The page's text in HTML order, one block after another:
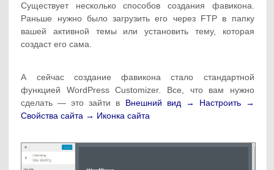
Существует несколько способов создания фавикона.
Раньше нужно было загрузить его через FTP в папку
вашей активной темы или установить тему, которая
создаст его сама.
А сейчас создание фавикона стало стандартной
функцией WordPress Сustomizer. Все, что вам нужно
сделать — это зайти в Внешний вид → Настроить →
Свойства сайта → Иконка сайта